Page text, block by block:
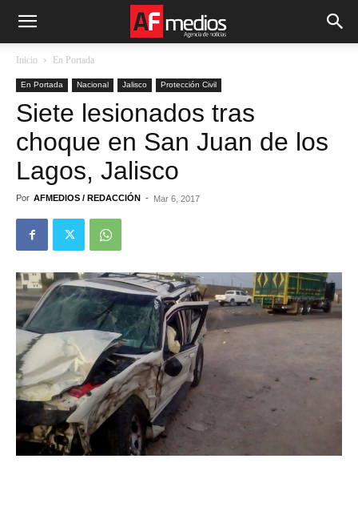
Inicio En Portada
En Portada Nacional Jalisco Protección Civil
Siete lesionados tras
choque en San Juan de los
Lagos, Jalisco
Por AFMEDIOS / REDACCIÓN - Mar 6, 2017